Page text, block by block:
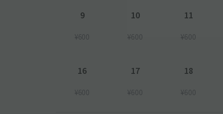
9
¥600
10
¥600
11
¥600
16
¥600
17
¥600
18
¥600